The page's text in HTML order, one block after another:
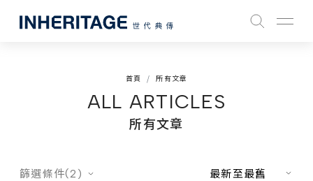
首頁 所有文章
ALL ARTICLES
所有文章
篩選條件(2) 最新至最舊